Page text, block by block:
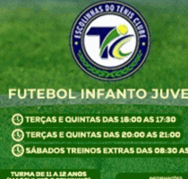
REFLORESTAMENTO:Plantar
OVNIS NA LUA:Cientistas alertam
ACABOU COM PEUGEOT:Incêndio
VÍDEO:Ladrão é filmado
BOLSAS DE PESQUISA:Iniciativa